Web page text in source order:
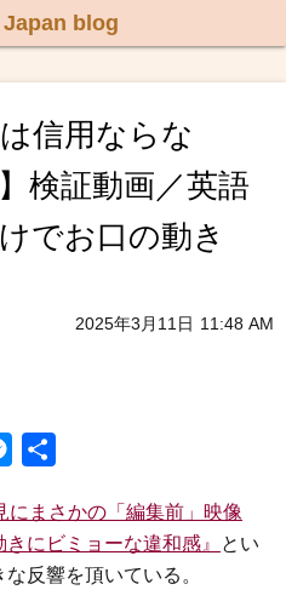
blog
信用ならな
検証動画／英語
でお口の動き
2025年3月11日 11:48 AM
s
s
e
にまさかの「編集前」映像
にビミョーな違和感』
とい
反響を頂いている。